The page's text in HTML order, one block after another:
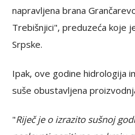
napravljena brana
Trebišnjici", preduzeća koje
Srpske.
Ipak, ove godine hidrologija
suše obustavljena
"Riječ je o izrazito sušnoj